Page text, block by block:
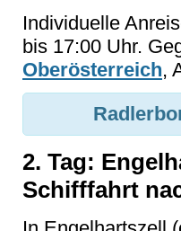
Individuelle
bis 17:00 Uhr.
Oberösterreich,
2. Tag:
Schifffahrt